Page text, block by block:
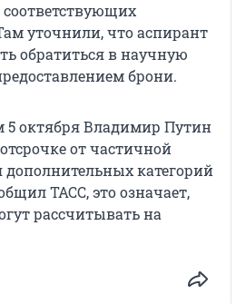
уточнили, что аспирант
обратиться в научную
брони.
5 октября Владимир Путин
от частичной
категорий
ТАСС, это означает,
рассчитывать на